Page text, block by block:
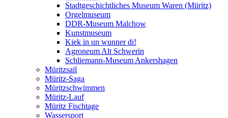
Stadtgeschichtliches Museum Waren (Müritz)
Orgelmuseum
DDR-Museum Malchow
Kunstmuseum
Kiek in un wunner di!
Agroneum Alt Schwerin
Schliemann-Museum Ankershagen
Müritzsail
Müritz-Saga
Müritzschwimmen
Müritz-Lauf
Müritz Fischtage
Wassersport